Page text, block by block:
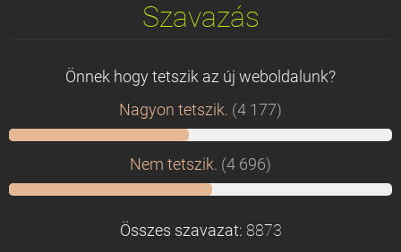
Szavazás
Önnek hogy tetszik az új weboldalunk?
Nagyon tetszik. (4 177)
Nem tetszik. (4 696)
Összes szavazat: 8873